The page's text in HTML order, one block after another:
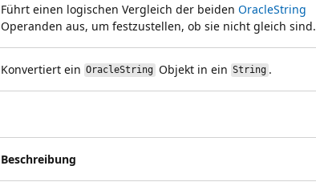
Führt einen logischen Vergleich der beiden OracleString
Operanden aus, um festzustellen, ob sie nicht gleich sind.
Konvertiert ein OracleString Objekt in ein String .
Beschreibung